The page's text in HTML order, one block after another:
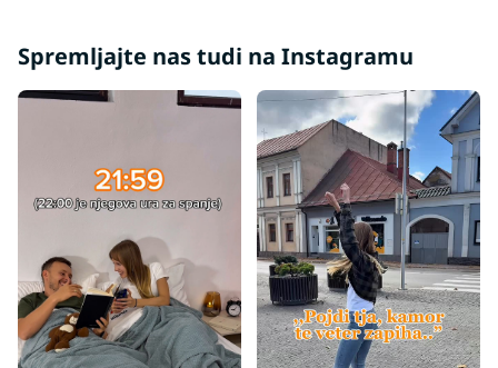
Spremljajte nas tudi na Instagramu